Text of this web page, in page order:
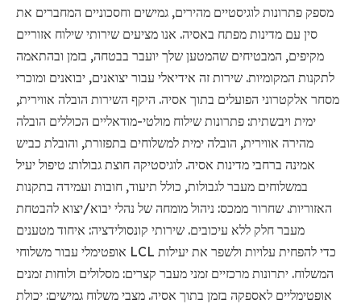
מספק פתרונות לוגיסטיים מהירים, גמישים וחסכוניים המחברים את
סין עם מדינות מפתח באסיה. אנו מציעים שירותי שילוח אזוריים
מקיפים, המבטיחים שהמטען שלך יועבר בבטחה, בזמן ובהתאמה
לתקנות המקומיות. שירות זה אידיאלי עבור יצואנים, יבואנים ומוכרי
מסחר אלקטרוני הפועלים בתוך אסיה. היקף השירות הובלה אווירית,
ימית ויבשתית: פתרונות שילוח מולטי-מודאליים הכוללים הובלה
מהירה אווירית, הובלה ימית למשלוחים בתפזורת, והובלת כביש
אמינה ברחבי מדינות אסיה. לוגיסטיקה חוצת גבולות: טיפול יעיל
במשלוחים מעבר לגבולות, כולל תיעוד, חובות ועמידה בתקנות
האזוריות. שחרור ממכס: ניהול מומחה של נהלי יבוא/יצוא להבטחת
מעבר חלק ללא עיכובים. שירותי קונסולידציה: איחוד מטענים
אופטימלי עבור משלוחי LCL כדי להפחית עלויות ולשפר את יעילות
המשלוח. יתרונות מרכזיים זמני מעבר קצרים: מסלולים ולוחות זמנים
אופטימליים לאספקה ​​בזמן בתוך אסיה. מצבי משלוח גמישים: יכולת